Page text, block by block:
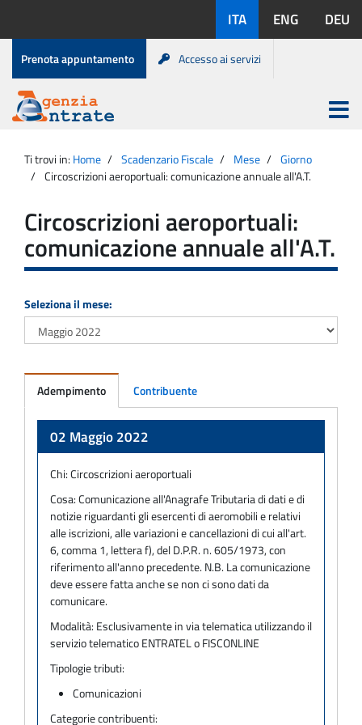
contenuto
disponibili:
ITA ENG DEU
Menu
di
servizio
Prenota appuntamento Accesso ai servizi
Agenzia
Entrate
Apri
menu
principale
Ti trovi in: Home Scadenzario Fiscale Mese
Giorno
Circoscrizioni aeroportuali: comunicazione annuale all'A.T.
Circoscrizioni aeroportuali:
comunicazione annuale all'A.T.
Seleziona il mese:
Adempimento Contribuente
02 Maggio 2022
Chi:Circoscrizioni aeroportuali
Cosa:Comunicazione all'Anagrafe Tributaria di dati e di
notizie riguardanti gli esercenti di aeromobili e relativi
alle iscrizioni, alle variazioni e cancellazioni di cui all'art.
6, comma 1, lettera f), del D.P.R. n. 605/1973, con
riferimento all'anno precedente. N.B. La comunicazione
deve essere fatta anche se non ci sono dati da
comunicare.
Modalità: Esclusivamente in via telematica utilizzando il
servizio telematico ENTRATEL o FISCONLINE
Tipologie tributi:
Comunicazioni
Categorie contribuenti: